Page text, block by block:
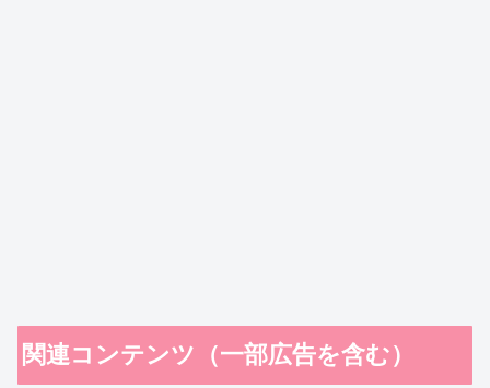
関連コンテンツ（一部広告を含む）